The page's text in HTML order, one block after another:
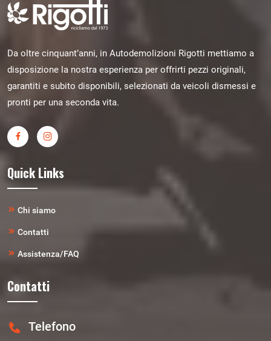
Da oltre cinquant’anni, in Autodemolizioni Rigotti mettiamo a
disposizione la nostra esperienza per offrirti pezzi originali,
garantiti e subito disponibili, selezionati da veicoli dismessi e
pronti per una seconda vita.
Quick Links
Chi siamo
Contatti
Assistenza/FAQ
Contatti
Telefono